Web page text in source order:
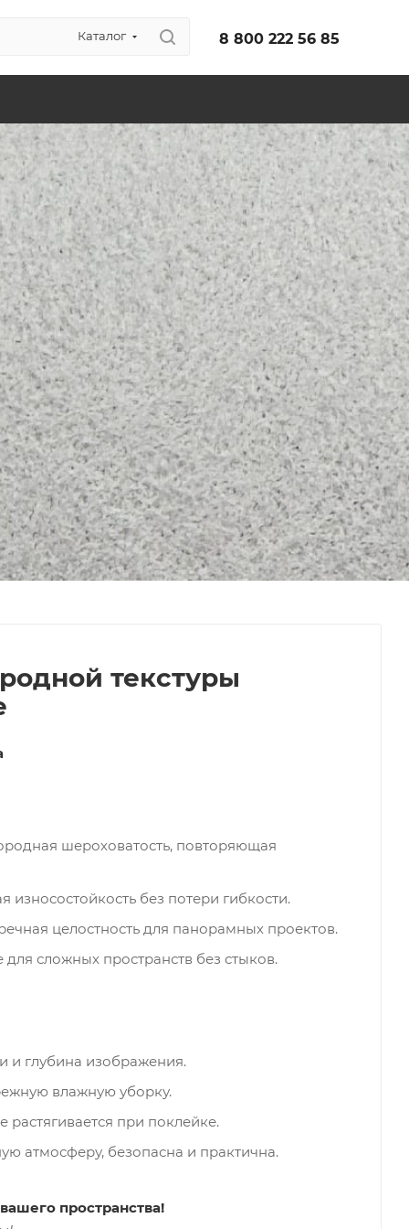
Каталог 8 800 222 56 85
текстуры
шероховатость, повторяющая
без потери гибкости.
целостность для панорамных проектов.
сложных пространств без стыков.
и глубина изображения.
влажную уборку.
при поклейке.
атмосферу, безопасна и практична.
пространства!